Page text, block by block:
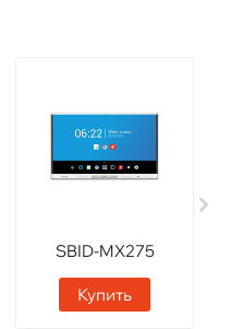
SBID-MX275
Купить